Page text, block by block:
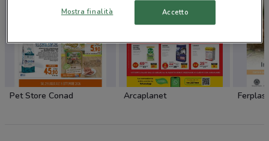
Pet Store Conad Arcaplanet Ferplast
Mostra finalità Accetto